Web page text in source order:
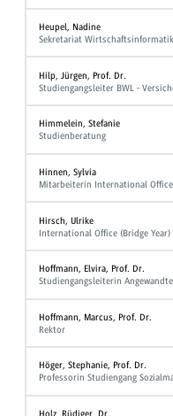
Heupel, Nadine
Sekretariat Wirtschaftsinformatik
Hilp, Jürgen, Prof. Dr.
Studiengangsleiter BWL -
Himmelein, Stefanie
Studienberatung
Hinnen, Sylvia
Mitarbeiterin International
Hirsch, Ulrike
International Office (Bridge Year)
Hoffmann, Elvira, Prof. Dr.
Studiengangsleiterin
Hoffmann, Marcus, Prof. Dr.
Rektor
Höger, Stephanie, Prof. Dr.
Professorin Studiengang